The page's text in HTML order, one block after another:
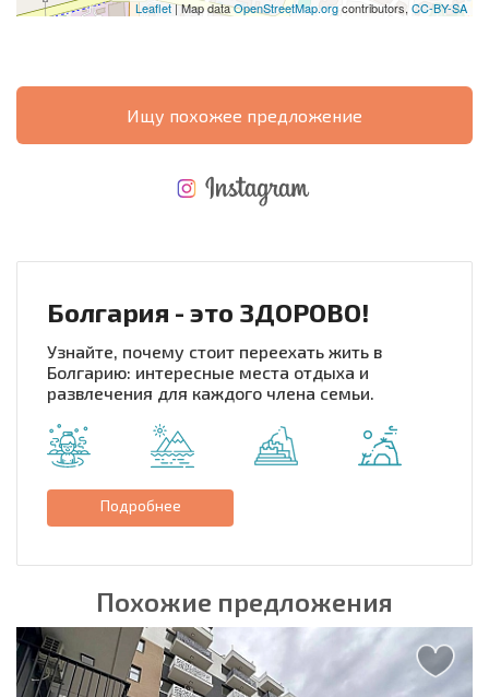
Leaflet| Map dataOpenStreetMap.orgcontributors, CC-BY-SA
Ищу похожее предложение
Болгария - это ЗДОРОВО!
Узнайте, почему стоит переехать жить в
Болгарию: интересные места отдыха и
развлечения для каждого члена семьи.
Подробнее
Похожие предложения